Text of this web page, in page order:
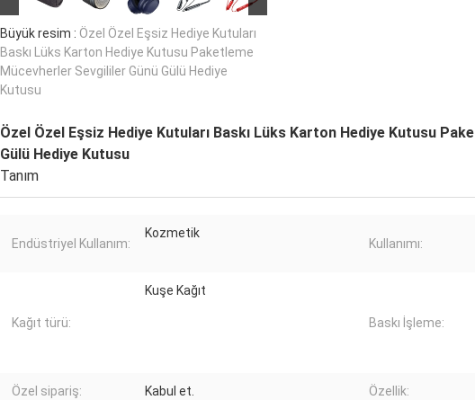
Büyük resim : Özel Özel Eşsiz Hediye Kutuları
Baskı Lüks Karton Hediye Kutusu Paketleme
Mücevherler Sevgililer Günü Gülü Hediye
Kutusu
Özel Özel Eşsiz Hediye Kutuları Baskı Lüks Karton Hediye Kutusu
Gülü Hediye Kutusu
Tanım
Endüstriyel Kullanım:
Kozmetik
Kullanımı:
Kağıt türü:
Kuşe Kağıt
Baskı İşleme:
Özel sipariş: Kabul et. Özellik: